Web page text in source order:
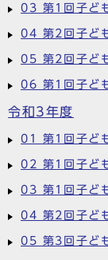
03 第1回子ど
04 第2回子ど
05 第2回子ど
06 第1回子ど
令和3年度
01 第1回子ど
02 第1回子ど
03 第1回子ど
04 第2回子ど
05 第3回子ど